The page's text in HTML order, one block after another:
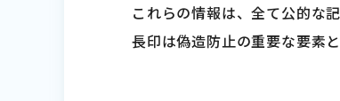
これらの情報は、全て公的な
長印は偽造防止の重要な要素と